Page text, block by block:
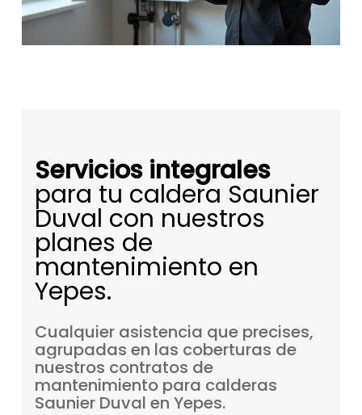
Servicios integrales
para tu caldera Saunier
Duval con nuestros
planes de
mantenimiento en
Yepes.
Cualquier asistencia que precises,
agrupadas en las coberturas de
nuestros contratos de
mantenimiento para calderas
Saunier Duval en Yepes.